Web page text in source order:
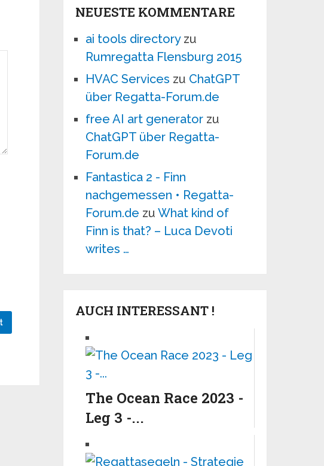
NEUESTE KOMMENTARE
ai tools directoryzu
Rumregatta Flensburg 2015
HVAC Services zu ChatGPT
über Regatta-Forum.de
free AI art generator zu
ChatGPT über Regatta-
Forum.de
Fantastica 2 - Finn
nachgemessen • Regatta-
Forum.de zuWhat kind of
Finn is that? – Luca Devoti
writes …
AUCH INTERESSANT !
The Ocean Race 2023 -
Leg 3 -...